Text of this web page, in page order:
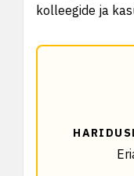
kolleegide ja